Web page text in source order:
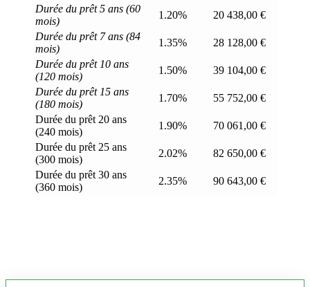
Durée du prêt 5 ans (60
mois)
1.20%
20 438,00 €
Durée du prêt 7 ans (84
mois)
1.35%
28 128,00 €
Durée du prêt 10 ans
(120 mois)
1.50%
39 104,00 €
Durée du prêt 15 ans
(180 mois)
1.70%
55 752,00 €
Durée du prêt 20 ans
(240 mois)
1.90%
70 061,00 €
Durée du prêt 25 ans
(300 mois)
2.02%
82 650,00 €
Durée du prêt 30 ans
(360 mois)
2.35% 90 643,00 €